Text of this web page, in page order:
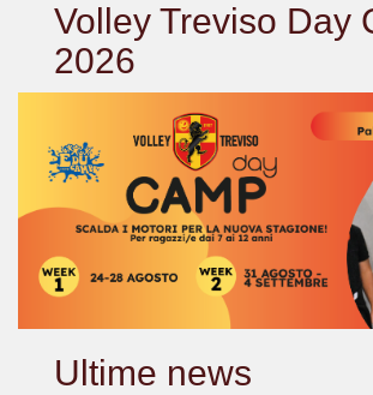
Volley Treviso Day
2026
Ultime news